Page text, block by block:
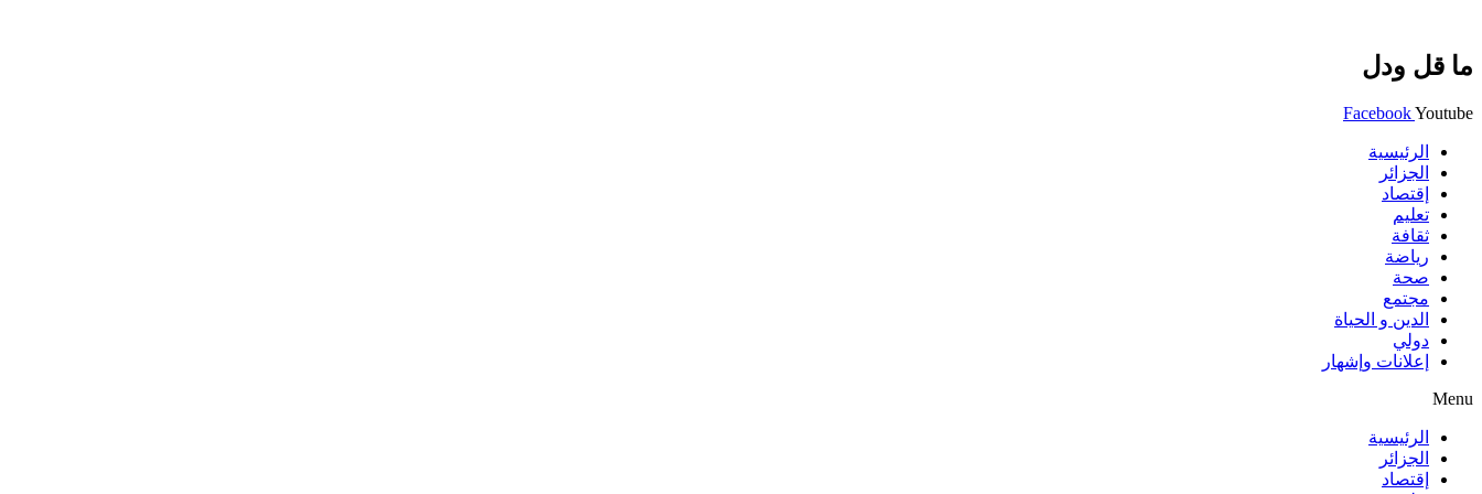
ما قل ودل
FacebookYoutube
الرئيسية
الجزائر
إقتصاد
تعليم
ثقافة
رياضة
صحة
مجتمع
الدين و الحياة
دولي
إعلانات وإشهار
Menu
الرئيسية
الجزائر
إقتصاد